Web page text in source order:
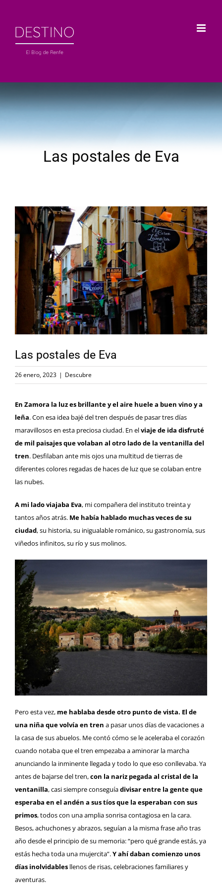
contenido
Las postales de Eva
Ver
imagen
más
grande
Las postales de Eva
26 enero, 2023 | Descubre
En Zamora la luz es brillante y el aire huele a buen vino y a
leña. Con esa idea bajé del tren después de pasar tres días
maravillosos en esta preciosa ciudad. En elviaje de ida disfruté
de mil paisajes que volaban al otro lado de la ventanilla del
tren. Desfilaban ante mis ojos una multitud de tierras de
diferentes colores regadas de haces de luz que se colaban entre
las nubes.
A mi lado viajaba Eva, mi compañera del instituto treinta y
tantos años atrás. Me había hablado muchas veces de su
ciudad, su historia, su inigualable románico, su gastronomía, sus
viñedos infinitos, su río y sus molinos.
Pero esta vez, me hablaba desde otro punto de vista. El de
una niña que volvía en tren a pasar unos días de vacaciones a
la casa de sus abuelos. Me contó cómo se le aceleraba el corazón
cuando notaba que el tren empezaba a aminorar la marcha
anunciando la inminente llegada y todo lo que eso conllevaba. Ya
antes de bajarse del tren,con la nariz pegada al cristal de la
ventanilla, casi siempre conseguíadivisar entre la gente que
esperaba en el andén a sus tíos que la esperaban con sus
primos, todos con una amplia sonrisa contagiosa en la cara.
Besos, achuchones y abrazos, seguían a la misma frase año tras
año desde el principio de su memoria: “pero qué grande estás, ya
estás hecha toda una mujercita”.Y ahí daban comienzo unos
días inolvidables llenos de risas, celebraciones familiares y
aventuras.